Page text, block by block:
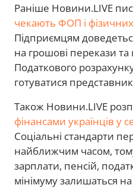
Раніше Новини.LIVE
чекають ФОП і фізичних
Підприємцям
на грошові перекази
Податкового
готуватися
Також Новини.LIVE
фінансами українців у
Соціальні стандарти
найближчим часом,
зарплати, пенсій,
мінімуму залишаться